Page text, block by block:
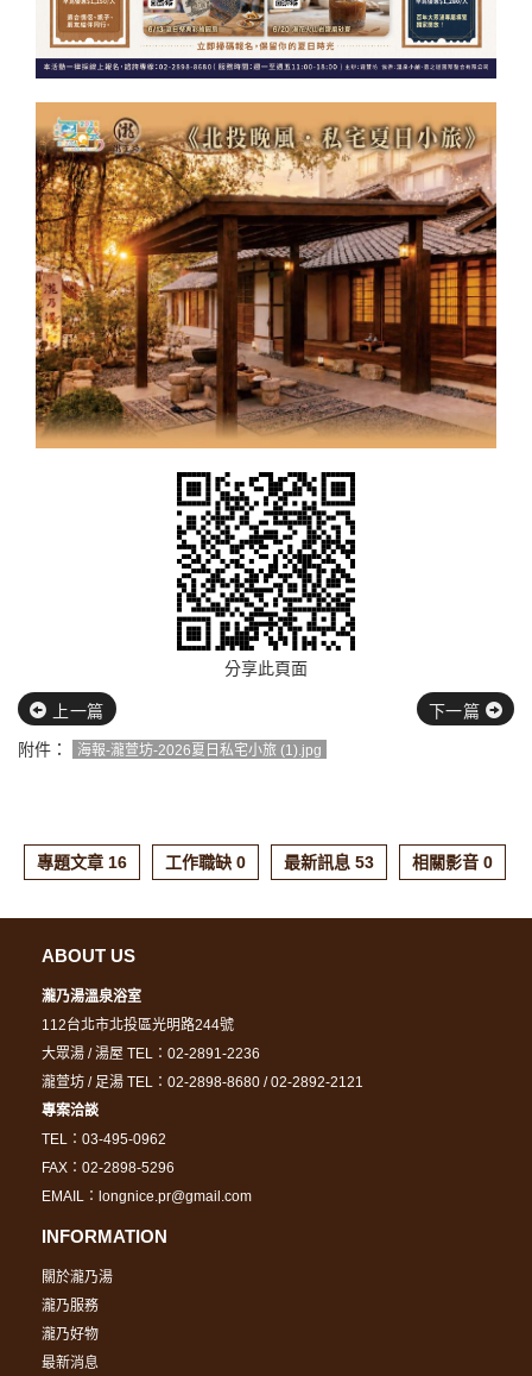
分享此頁面
上一篇
下一篇
附件：
海報-瀧萱坊-2026夏日私宅小旅 (1).jpg
專題文章 16 工作職缺 0 最新訊息 53 相關影音 0
ABOUT US
瀧乃湯溫泉浴室
112台北市北投區光明路244號
大眾湯 / 湯屋 TEL：02-2891-2236
瀧萱坊 / 足湯 TEL：02-2898-8680 / 02-2892-2121
專案洽談
TEL：03-495-0962
FAX：02-2898-5296
EMAIL：longnice.pr@gmail.com
INFORMATION
關於瀧乃湯
瀧乃服務
瀧乃好物
最新消息